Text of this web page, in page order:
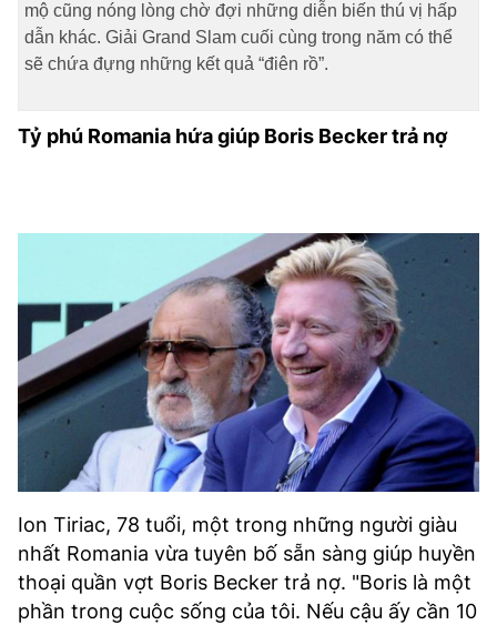
mộ cũng nóng lòng chờ đợi những diễn biến thú vị hấp
dẫn khác. Giải Grand Slam cuối cùng trong năm có thể
sẽ chứa đựng những kết quả “điên rồ”.
Tỷ phú Romania hứa giúp Boris Becker trả nợ
Ion Tiriac, 78 tuổi, một trong những người giàu
nhất Romania vừa tuyên bố sẵn sàng giúp huyền
thoại quần vợt Boris Becker trả nợ. "Boris là một
phần trong cuộc sống của tôi. Nếu cậu ấy cần 10